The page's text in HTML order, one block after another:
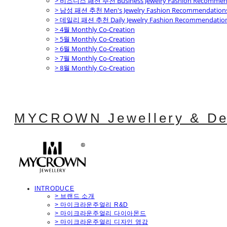
> 남성 패션 추천 Men's Jewelry Fashion
> 데일리 패션 추천 Daily Jewelry Fashion
> 4월 Monthly Co-Creation
> 5월 Monthly Co-Creation
> 6월 Monthly Co-Creation
> 7월 Monthly Co-Creation
> 8월 Monthly Co-Creation
MYCROWN Jewellery &
INTRODUCE
> 브랜드 소개
> 마이크라운주얼리 R&D
> 마이크라운주얼리 다이아몬드
> 마이크라운주얼리 디자인 영감